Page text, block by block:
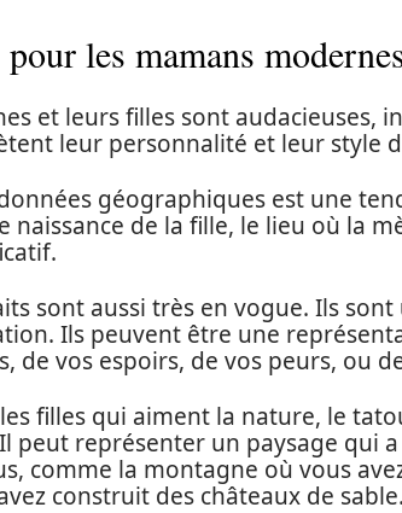
pour les mamans
et leurs filles sont audacieuses,
leur personnalité et leur style
géographiques est une
naissance de la fille, le lieu où la
sont aussi très en vogue. Ils
Ils peuvent être une
de vos espoirs, de vos peurs, ou
filles qui aiment la nature, le
peut représenter un paysage qui
comme la montagne où vous avez
construit des châteaux de sable.